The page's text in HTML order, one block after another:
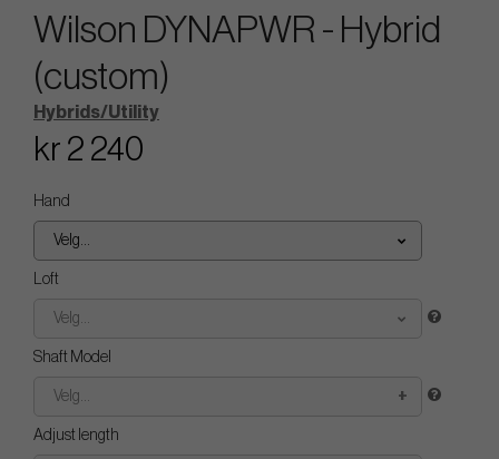
Wilson DYNAPWR - Hybrid
(custom)
Hybrids/Utility
kr 2 240
Hand
Velg...
Loft
Velg...
Shaft Model
Velg...
Adjust length